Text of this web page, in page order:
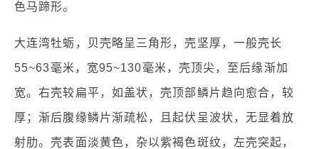
色马蹄形。
大连湾牡蛎，贝壳略呈三角形，壳坚厚，一般壳长
55~63毫米，宽95~130毫米，壳顶尖，至后缘渐加
宽。右壳较扁平，如盖状，壳顶部鳞片趋向愈合，较
厚；渐后腹缘鳞片渐疏松，且起伏呈波状，无显着放
射肋。壳表面淡黄色，杂以紫褐色斑纹，左壳突起，